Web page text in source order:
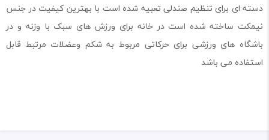
دسته ای برای تنظیم صندلی تعبیه شده است با بهترین کیفیت در جنس
نیمکت ساخته شده است در خانه برای ورزش های سبک با وزنه و در
باشگاه های ورزشی برای حرکاتی مربوط به شکم وعضلات مرتبط قابل
استفاده می باشد